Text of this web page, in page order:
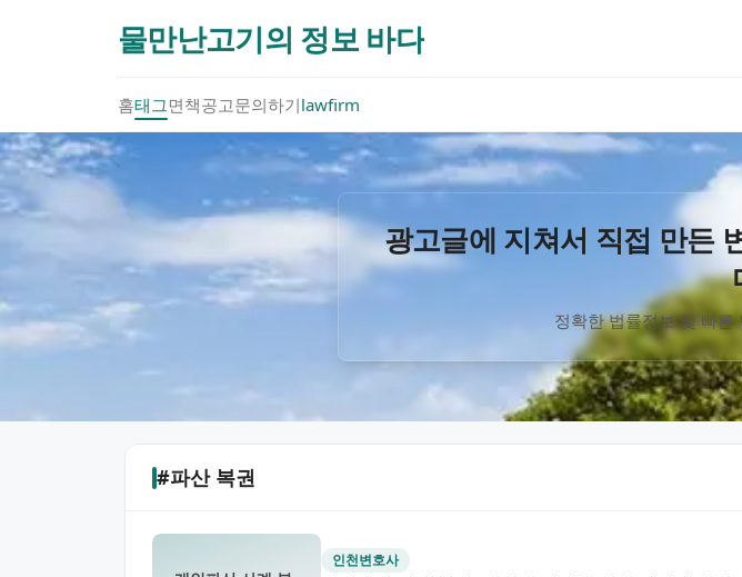
물만난고기의 정보 바다
홈태그면책공고문의하기lawfirm
광고글에 지쳐서 직접 만든
정확한 법률정보 및 빠른
#파산 복권
인천변호사